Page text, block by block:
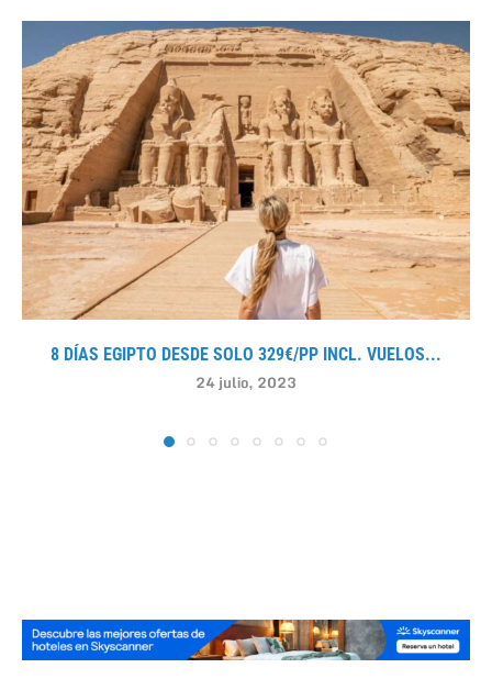
8 DÍAS EGIPTO DESDE SOLO 329€/PP INCL. VUELOS...
24 julio, 2023